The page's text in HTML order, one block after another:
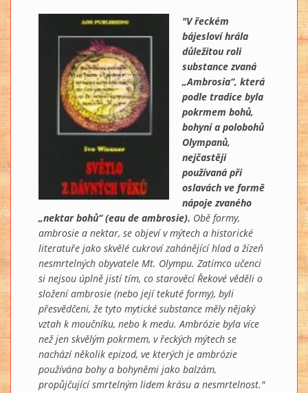
"V řeckém
bájesloví hrála
důležitou roli
substance zvaná
„Ambrosia“, která
podle tradice byla
pokrmem bohů,
bohyní a polobohů
Olympanů,
nejčastěji
používaná při
oslavách ve formě
nápoje zvaného
„nektar bohů“ (eau de ambrosie). Obě formy,
ambrosie a nektar, se objeví v mýtech a historické
literatuře jako skvělé cukroví zahánějící hlad a žízeň
nesmrtelných obyvatele Mt. Olympu. Zatímco učenci
si nejsou úplně jistí tím, co starověcí Řekové věděli o
složení ambrosie (nebo její tekuté formy), byli
přesvědčeni, že tyto mytické substance měly nějaký
vztah k moučníku, nebo k medu. Ambrózie byla více
než jen skvělým pokrmem, v řeckých mýtech se
nachází několik epizod, ve kterých je ambrózie
používána bohy a bohyněmi jako balzám,
propůjčující smrtelným lidem krásu a nesmrtelnost."